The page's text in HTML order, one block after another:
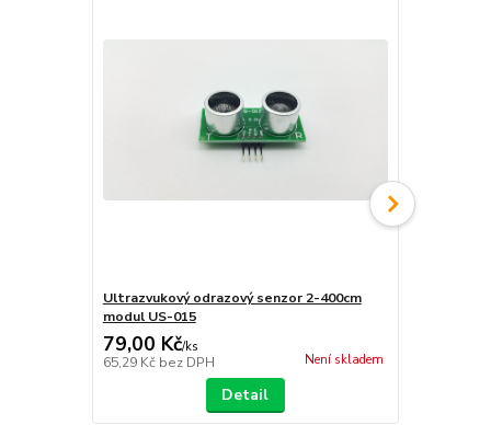
Ultrazvukový odrazový senzor 2-400cm
modul US-015
79,00 Kč/ks
65,29 Kč bez DPH Není skladem
Detail